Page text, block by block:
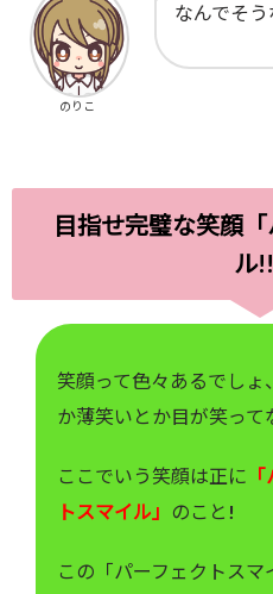
なんでそ
のりこ
目指せ完璧な笑顔
ル!!
笑顔って色々あるでしょ
か薄笑いとか目が笑って
ここでいう笑顔は正に
トスマイル」
のこと!
この「パーフェクトスマ